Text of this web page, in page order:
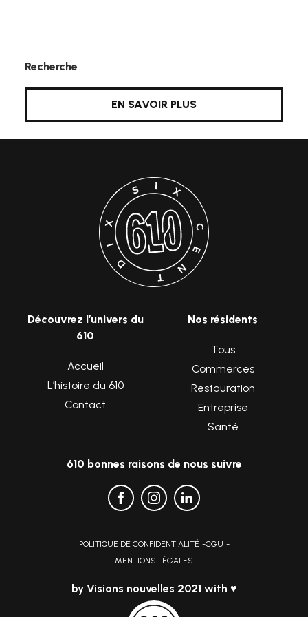
Recherche
EN SAVOIR PLUS
Découvrez l’univers du
610
Accueil
L’histoire du 610
Contact
Nos résidents
Tous
Commerces
Restauration
Entreprise
Santé
610 bonnes raisons de nous suivre
POLITIQUE DE CONFIDENTIALITÉ
CGU
MENTIONS LÉGALES
by Visions nouvelles 2021 with ♥